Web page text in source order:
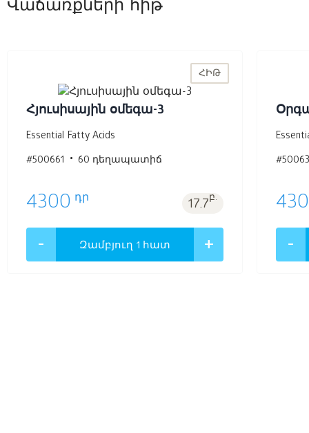
ՀԻԹ
Հյուսիսային օմեգա-3
Essential Fatty Acids
#500661 60 դեղապատիճ
4300 դր 17.7բ.
Զամբյուղ 1 հատ